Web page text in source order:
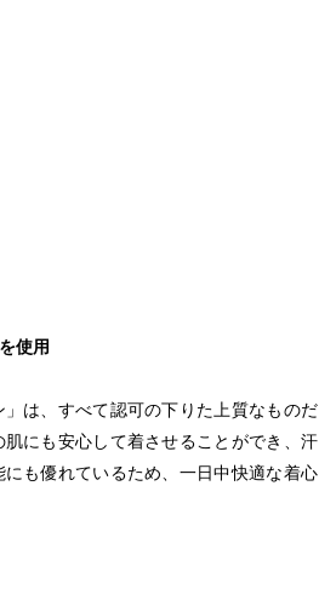
使用
は、すべて認可の下りた上質なものだ
にも安心して着させることができ、汗
も優れているため、一日中快適な着心